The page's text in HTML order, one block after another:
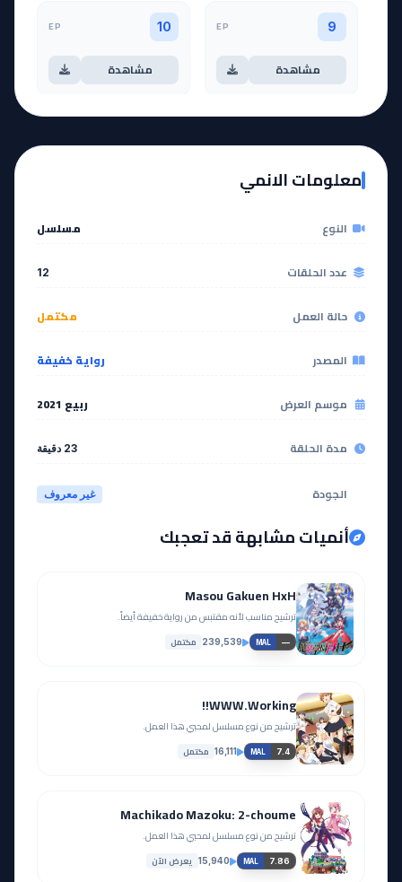
9
EP
مشاهدة
10
EP
مشاهدة
مشاهدة
آخر حلقة 🔥
12
EP
معلومات الانمي
النوع مسلسل
عدد الحلقات 12
حالة العمل مكتمل
المصدر رواية خفيفة
موسم العرض ربيع 2021
مدة الحلقة 23 دقيقة
الجودة غير معروف
أنميات مشابهة قد تعجبك
Masou Gakuen HxH
ترشيح مناسب لأنه مقتبس من رواية خفيفة أيضاً.
MAL —
239,539 مكتمل
WWW.Working!!
ترشيح من نوع مسلسل لمحبي هذا العمل.
MAL 7.4
16,111 مكتمل
Machikado Mazoku: 2-choume
ترشيح من نوع مسلسل لمحبي هذا العمل.
MAL 7.86
15,940 يعرض الآن